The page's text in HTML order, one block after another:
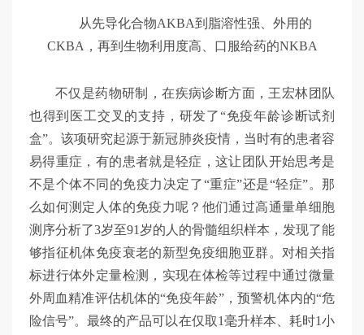
从先导化合物AKBA到脂溶性强、外用的
CKBA，再到生物利用度高、口服给药的NKBA
不仅是药物研制，在疾病诊断方面，王宏林团队
也得到医工交叉的支持，研发了“免疫年龄诊断试剂
盒”。该项研究起源于新冠肺炎疫情，当时有的患者容
易得重症，有的患者就是轻症，这让团队开始思考是
不是个体不同的免疫力决定了“重症”还是“轻症”。那
么如何测定人体的免疫力呢？他们通过高通量单细胞
测序分析了3岁至91岁的人的骨髓组织样本，发现了能
够指征机体免疫衰老的新型免疫细胞亚群。对相关指
标进行体外定量检测，实现在体检等过程中通过微量
外周血精准评估机体的“免疫年龄”，预警机体内的“危
险信号”。最终的产品可以在仅取1毫升样本、耗时1小